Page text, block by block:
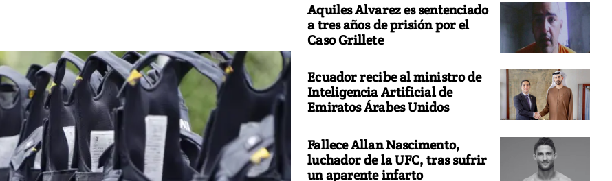
Aquiles Alvarez es sentenciado
a tres años de prisión por el
Caso Grillete
Ecuador recibe al ministro de
Inteligencia Artificial de
Emiratos Árabes Unidos
Fallece Allan Nascimento,
luchador de la UFC, tras sufrir
un aparente infarto